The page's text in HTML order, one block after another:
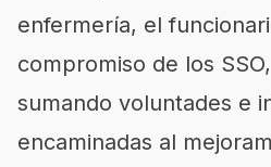
enfermería, el
compromiso de los
sumando voluntades e
encaminadas al